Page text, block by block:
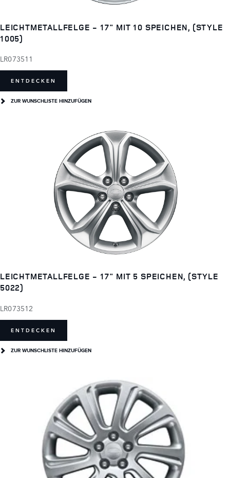
LEICHTMETALLFELGE - 17" MIT 10 SPEICHEN, (STYLE
1005)
LR073511
ENTDECKEN
ZUR WUNSCHLISTE HINZUFÜGEN
LEICHTMETALLFELGE - 17" MIT 5 SPEICHEN, (STYLE
5022)
LR073512
ENTDECKEN
ZUR WUNSCHLISTE HINZUFÜGEN